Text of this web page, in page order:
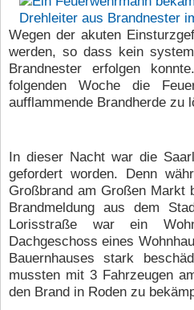
Wegen der akuten
werden, so dass kein
Brandnester erfolgen
folgenden Woche die
aufflammende Brandherde zu
In dieser Nacht war die
gefordert worden. Denn
Großbrand am Großen Markt
Brandmeldung aus dem
Lorisstraße war ein
Dachgeschoss eines
Bauernhauses stark
mussten mit 3 Fahrzeugen
den Brand in Roden zu